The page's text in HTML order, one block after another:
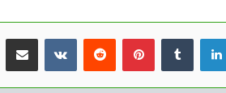
لينكدإن بينتيريست